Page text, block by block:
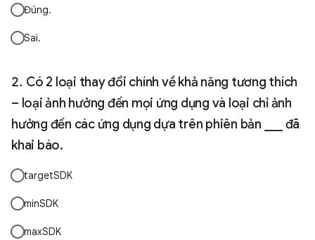
Đúng.
Sai.
Có 2 loại thay đổi chính về khả năng tương thích
– loại ảnh hưởng đến mọi ứng dụng và loại chỉ ảnh
hưởng đến các ứng dụng dựa trên phiên bản ___ đã
khai báo.
targetSDK
minSDK
maxSDK